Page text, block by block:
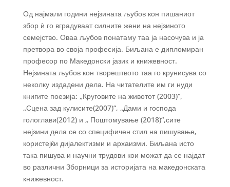
Од најмали години нејзината љубов кон пишаниот
збор ѝ го вградуваат силните жени на нејзиното
семејство. Оваа љубов понатаму таа ја насочува и ја
претвора во своја професија. Биљана е дипломиран
професор по Македонски јазик и книжевност.
Нејзината љубов кон творештвото таа го крунисува со
неколку издадени дела. На читателите им ги нуди
книгите поезија: „Круговите на животот (2003)“,
„Сцена зад кулисите(2007)“, „Дами и господа
гологлави(2012) и „ Поштомување (2018)“,сите
нејзини дела се со специфичен стил на пишување,
користејќи дијалектизми и архаизми. Биљана исто
така пишува и научни трудови кои можат да се најдат
во различни Зборници за историјата на македонската
книжевност.